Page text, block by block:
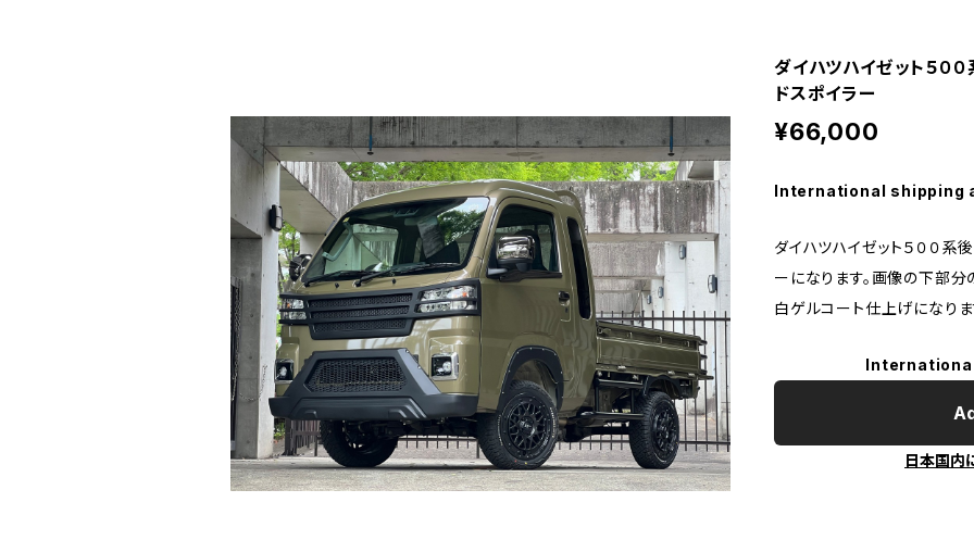
ダイハツハイゼット５
ドスポイラー
¥66,000
International shipping
ダイハツハイゼット５００
ーになります。画像の下部
白ゲルコート仕上げになりま
日本国内